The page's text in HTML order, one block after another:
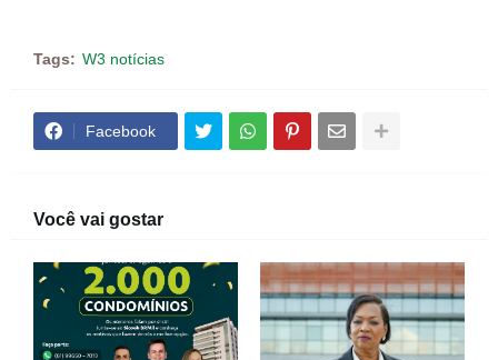
Tags: W3 notícias
Facebook
Você vai gostar